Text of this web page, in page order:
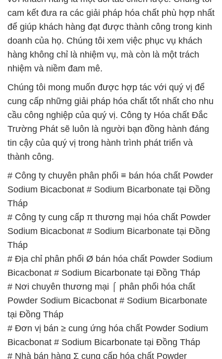
nhiệm và niềm đam mê.
Chúng tôi mong muốn được hợp tác với quý vị để
cung cấp những giải pháp hóa chất tốt nhất cho nhu
cầu công nghiệp của quý vị. Công ty Hóa chất Đắc
Trường Phát sẽ luôn là người bạn đồng hành đáng
tin cậy của quý vị trong hành trình phát triển và
thành công.
# Công ty chuyên phân phối ≡ bán hóa chất Powder
Sodium Bicacbonat # Sodium Bicarbonate tại Đồng
Tháp
# Công ty cung cấp π thương mại hóa chất Powder
Sodium Bicacbonat # Sodium Bicarbonate tại Đồng
Tháp
# Địa chỉ phân phối Ø bán hóa chất Powder Sodium
Bicacbonat # Sodium Bicarbonate tại Đồng Tháp
# Nơi chuyên thương mại ⌠ phân phối hóa chất
Powder Sodium Bicacbonat # Sodium Bicarbonate
tại Đồng Tháp
# Đơn vị bán ≥ cung ứng hóa chất Powder Sodium
Bicacbonat # Sodium Bicarbonate tại Đồng Tháp
# Nhà bán hàng Σ cung cấp hóa chất Powder
Sodium Bicacbonat # Sodium Bicarbonate tại Đồng
Tháp
# Cty chuyên cung ứng [ phân phối ] hóa chất
Powder Sodium Bicacbonat # Sodium Bicarbonate